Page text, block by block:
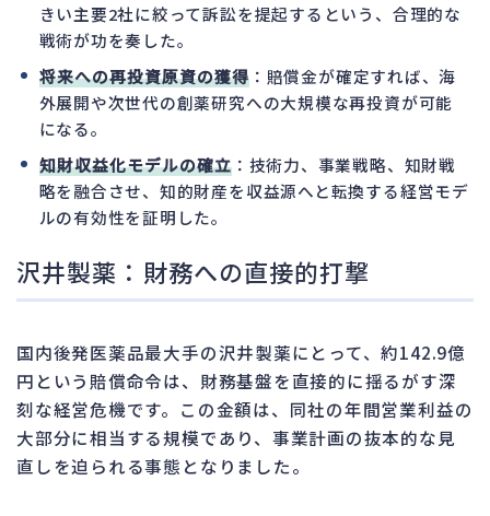
きい主要2社に絞って訴訟を提起するという、合理的な
戦術が功を奏した。
将来への再投資原資の獲得：賠償金が確定すれば、海
外展開や次世代の創薬研究への大規模な再投資が可能
になる。
知財収益化モデルの確立：技術力、事業戦略、知財戦
略を融合させ、知的財産を収益源へと転換する経営モデ
ルの有効性を証明した。
沢井製薬：財務への直接的打撃
国内後発医薬品最大手の沢井製薬にとって、約142.9億
円という賠償命令は、財務基盤を直接的に揺るがす深
刻な経営危機です。この金額は、同社の年間営業利益の
大部分に相当する規模であり、事業計画の抜本的な見
直しを迫られる事態となりました。